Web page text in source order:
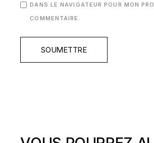
DANS LE NAVIGATEUR POUR MON
COMMENTAIRE.
SOUMETTRE